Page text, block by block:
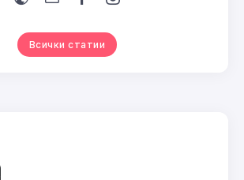
Всички статии